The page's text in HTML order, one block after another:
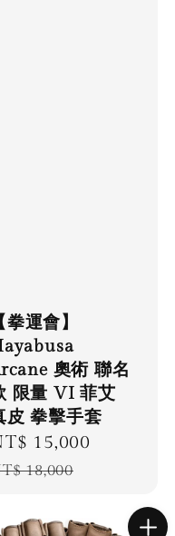
【拳運會】
奧術 聯名
限量 VI 菲艾
皮 拳擊手套
15,000
18,000